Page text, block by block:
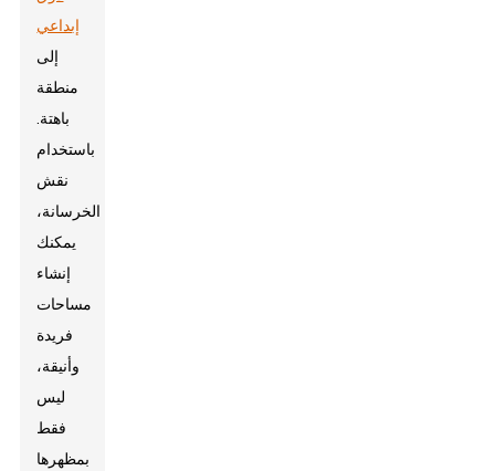
إبداعي
إلى
منطقة
باهتة.
باستخدام
نقش
الخرسانة،
يمكنك
إنشاء
مساحات
فريدة
وأنيقة،
ليس
فقط
بمظهرها